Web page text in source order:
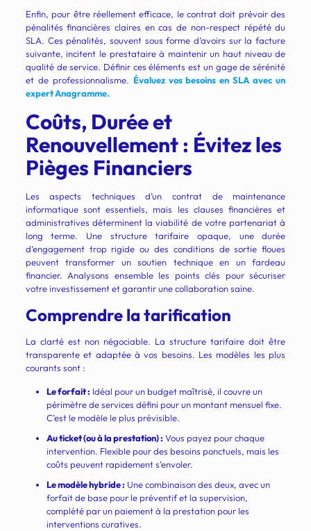
Enfin, pour être réellement efficace, le contrat doit prévoir des
pénalités financières claires en cas de non-respect répété du
SLA. Ces pénalités, souvent sous forme d’avoirs sur la facture
suivante, incitent le prestataire à maintenir un haut niveau de
qualité de service. Définir ces éléments est un gage de sérénité
et de professionnalisme. Évaluez vos besoins en SLA avec un
expert Anagramme.
Coûts, Durée et
Renouvellement : Évitez les
Pièges Financiers
Les aspects techniques d’un contrat de maintenance
informatique sont essentiels, mais les clauses financières et
administratives déterminent la viabilité de votre partenariat à
long terme. Une structure tarifaire opaque, une durée
d’engagement trop rigide ou des conditions de sortie floues
peuvent transformer un soutien technique en un fardeau
financier. Analysons ensemble les points clés pour sécuriser
votre investissement et garantir une collaboration saine.
Comprendre la tarification
La clarté est non négociable. La structure tarifaire doit être
transparente et adaptée à vos besoins. Les modèles les plus
courants sont :
Le forfait : Idéal pour un budget maîtrisé, il couvre un
périmètre de services défini pour un montant mensuel fixe.
C’est le modèle le plus prévisible.
Au ticket (ou à la prestation) : Vous payez pour chaque
intervention. Flexible pour des besoins ponctuels, mais les
coûts peuvent rapidement s’envoler.
Le modèle hybride : Une combinaison des deux, avec un
forfait de base pour le préventif et la supervision,
complété par un paiement à la prestation pour les
interventions curatives.